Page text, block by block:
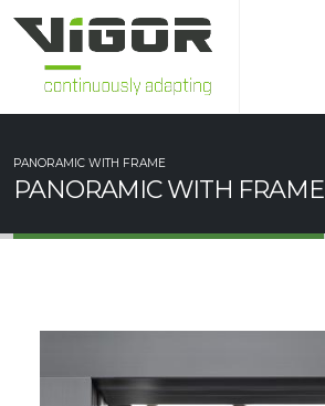
PANORAMIC WITH FRAME
PANORAMIC WITH FRAME